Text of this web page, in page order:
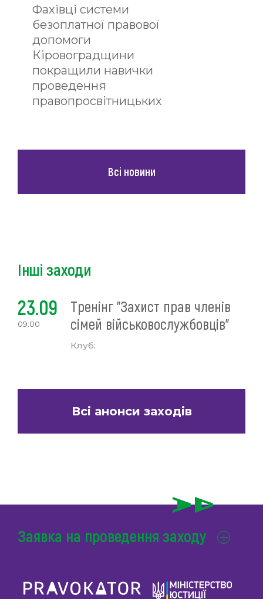
Фахівці системи
безоплатної правової
допомоги
Кіровоградщини
покращили навички
проведення
правопросвітницьких
Всі новини
Інші заходи
23.09
09:00
Тренінг "Захист прав членів
сімей військовослужбовців"
Клуб:
Всі анонси заходів
Заявка на проведення заходу